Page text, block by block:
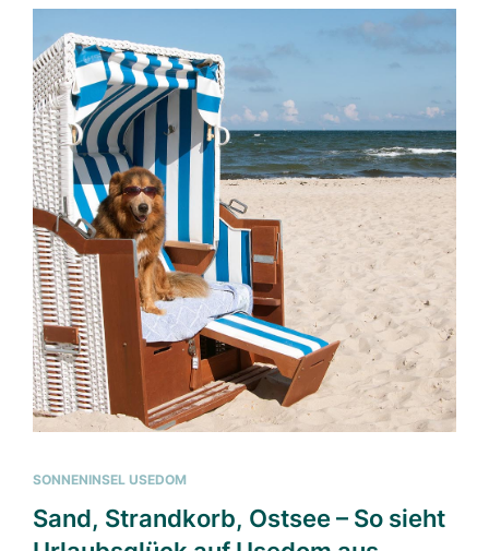
SONNENINSEL USEDOM
Sand, Strandkorb, Ostsee – So sieht